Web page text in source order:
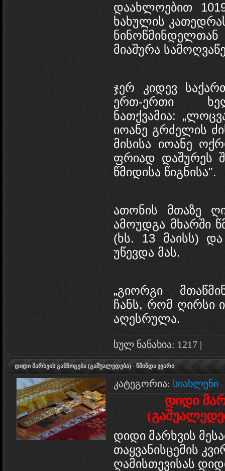
დაახლოებით
ხახულის
მიაშურა
ჯერ კიდევ
ერთ-ერთი
ნათქვამია:
იოანე გრძელის
მისისა იოანე
ფრიად დაშურეს
წმიდისა წიგნისა".
ათონის მთაზე
ამოუდგა მხარში
(ხს. 13 მაისს)
უწევდა მას.
„გიორგი
ჩანს, რომ ღირსი
აღესრულა.
სულ ნანახია: 1217 |
დიდი მარხვის განზოგება (გაშუალედება) - წმინდა ჯვარი
კატეგორია: სიახლენი
დიდი
დიდი მარხვის
თაყვანისცემის
ღამისთევისას